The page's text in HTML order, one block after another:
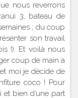
nous reverrons
3, bateau de
; du coup
son travail
!). Et voilà nous
coup de main à
moi je décide de
coco ! Pour
et bien d’une part